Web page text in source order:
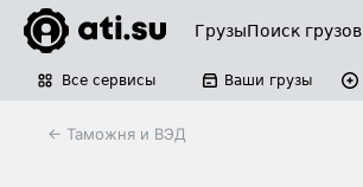
ГрузыПоиск грузов
Все сервисы Ваши грузы
← Таможня и ВЭД